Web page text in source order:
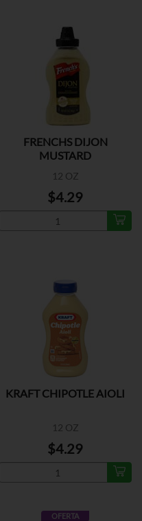
FRENCHS DIJON
MUSTARD
12 OZ
$4.29
KRAFT CHIPOTLE AIOLI
12 OZ
$4.29
OFERTA